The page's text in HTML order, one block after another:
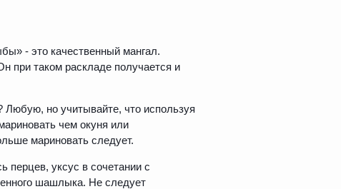
- это качественный мангал.
при таком раскладе получается и
но учитывайте, что используя
чем окуня или
мариновать следует.
перцев, уксус в сочетании с
шашлыка. Не следует